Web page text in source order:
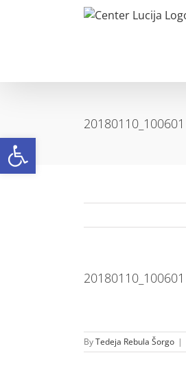
20180110_100601
20180110_100601
ByTedeja Rebula Šorgo |
Open toolbar